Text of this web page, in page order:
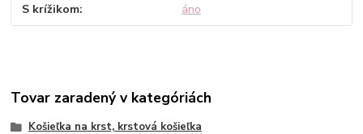
S krížikom áno
Tovar zaradený v kategóriách
Košieľka na krst, krstová košieľka